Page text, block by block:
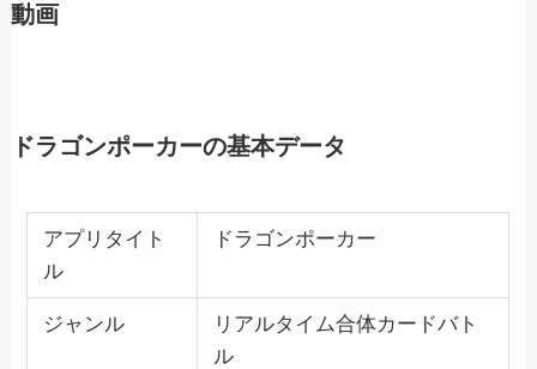
動画
ドラゴンポーカーの基本データ
アプリタイト
ル
ドラゴンポーカー
ジャンル
リアルタイム合体カードバト
ル